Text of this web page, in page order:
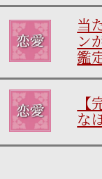
当
ン
鑑
な